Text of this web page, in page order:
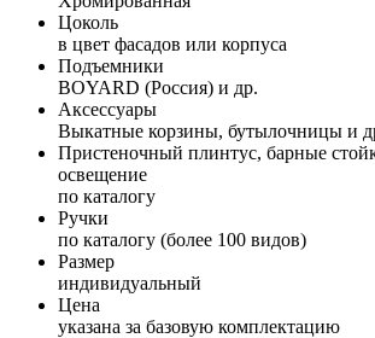
Цоколь
в цвет фасадов или корпуса
Подъемники
BOYARD (Россия) и др.
Аксессуары
Выкатные корзины, бутылочницы и
Пристеночный плинтус, барные
освещение
по каталогу
Ручки
по каталогу (более 100 видов)
Размер
индивидуальный
Цена
указана за базовую комплектацию